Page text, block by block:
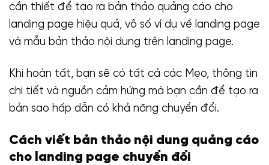
cần thiết để tạo ra bản thảo quảng cáo cho
landing page hiệu quả, vô số ví dụ về landing page
và mẫu bản thảo nội dung trên landing page.
Khi hoàn tất, bạn sẽ có tất cả các Mẹo, thông tin
chi tiết và nguồn cảm hứng mà bạn cần để tạo ra
bản sao hấp dẫn có khả năng chuyển đổi.
Cách viết bản thảo nội dung quảng cáo
cho landing page chuyển đổi